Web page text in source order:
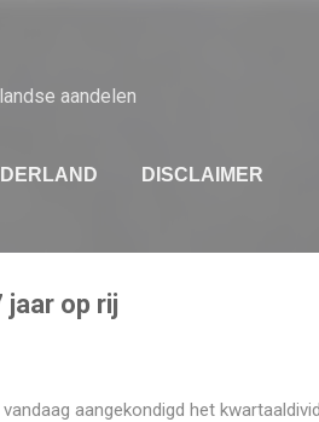
aandelen
DISCLAIMER
jaar op rij
aangekondigd het